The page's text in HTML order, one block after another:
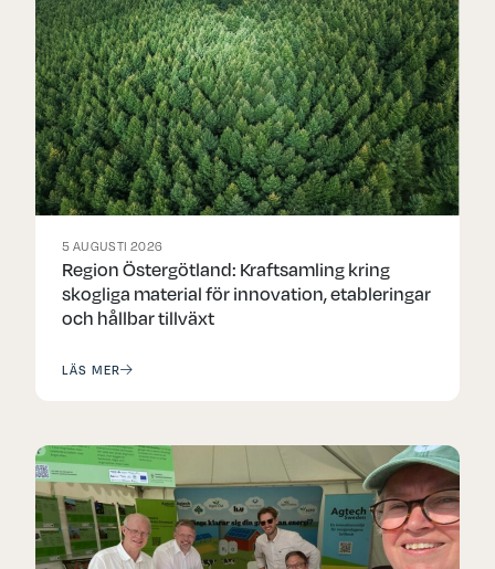
5 AUGUSTI 2026
Region Östergötland: Kraftsamling kring
skogliga material för innovation, etableringar
och hållbar tillväxt
LÄS MER